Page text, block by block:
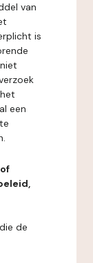
van
is
een
de